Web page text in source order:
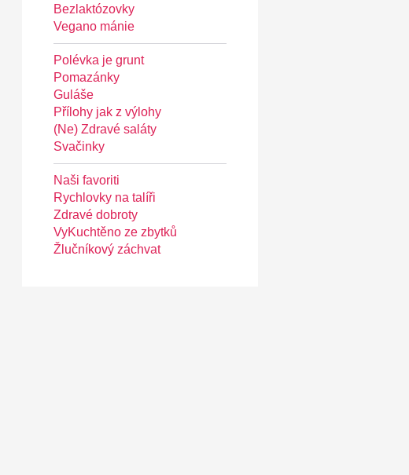
Bezlaktózovky
Vegano mánie
Polévka je grunt
Pomazánky
Guláše
Přílohy jak z výlohy
(Ne) Zdravé saláty
Svačinky
Naši favoriti
Rychlovky na talíři
Zdravé dobroty
VyKuchtěno ze zbytků
Žlučníkový záchvat